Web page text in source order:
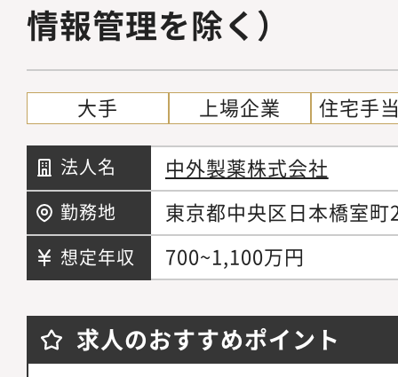
情報管理を除く）
大手 上場企業 住宅手
法人名 中外製薬株式会社
勤務地 東京都中央区日本橋室
想定年収 700~1,100万円
求人のおすすめポイント